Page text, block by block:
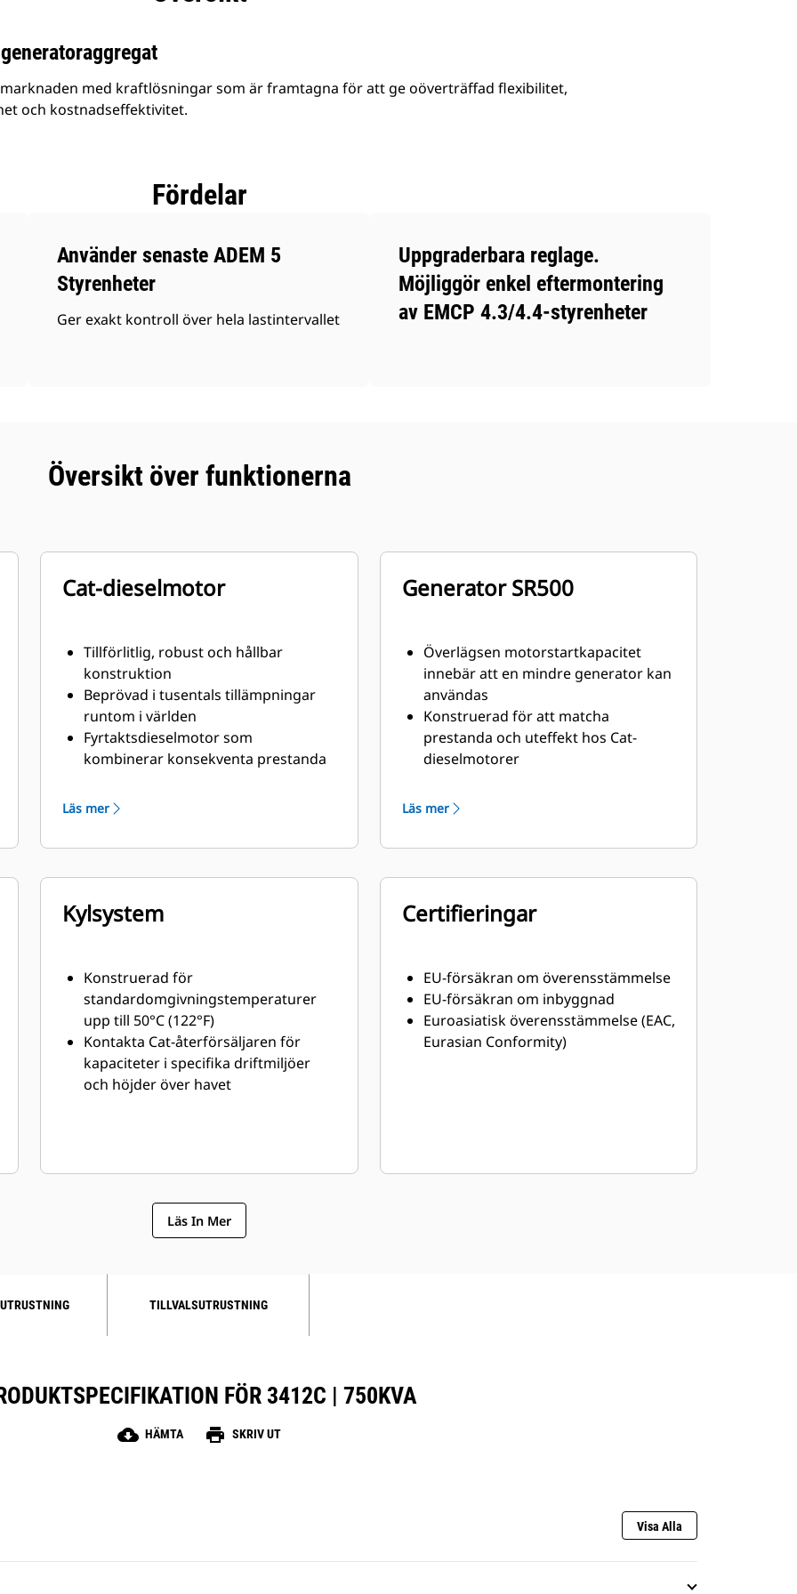
med kraftlösningar som är framtagna för att ge oöverträffad flexibilitet,
och kostnadseffektivitet.
Fördelar
Använder senaste ADEM 5
Styrenheter
Ger exakt kontroll över hela lastintervallet
Uppgraderbara reglage.
Möjliggör enkel eftermontering
av EMCP 4.3/4.4-styrenheter
Översikt över funktionerna
Cat-dieselmotor
Tillförlitlig, robust och hållbar
konstruktion
Beprövad i tusentals tillämpningar
runtom i världen
Fyrtaktsdieselmotor som
kombinerar konsekventa prestanda
minimal vikt
Läs mer
Generator SR500
Överlägsen motorstartkapacitet
innebär att en mindre generator kan
användas
Konstruerad för att matcha
prestanda och uteffekt hos Cat-
dieselmotorer
Läs mer
Kylsystem
Konstruerad för
standardomgivningstemperaturer
upp till 50°C (122°F)
Kontakta Cat-återförsäljaren för
kapaciteter i specifika driftmiljöer
och höjder över havet
Certifieringar
EU-försäkran om överensstämmelse
EU-försäkran om inbyggnad
Euroasiatisk överensstämmelse (EAC,
Eurasian Conformity)
Läs In Mer
TILLVALSUTRUSTNING
FÖR 3412C | 750KVA
cloud_download HÄMTA print SKRIV UT
Visa Alla